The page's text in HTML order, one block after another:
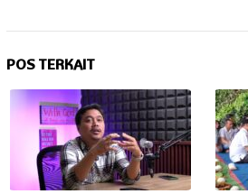
POS TERKAIT